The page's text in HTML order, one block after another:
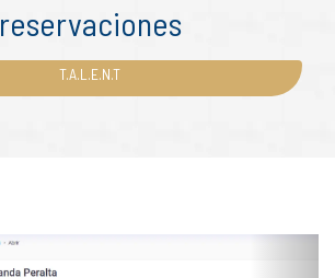
reservaciones
T.A.L.E.N.T